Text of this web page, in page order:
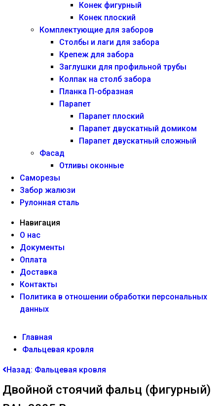
Конек фигурный
Конек плоский
Комплектующие для заборов
Столбы и лаги для забора
Крепеж для забора
Заглушки для профильной трубы
Колпак на столб забора
Планка П-образная
Парапет
Парапет плоский
Парапет двускатный домиком
Парапет двускатный сложный
Фасад
Отливы оконные
Саморезы
Забор жалюзи
Рулонная сталь
Навигация
О нас
Документы
Оплата
Доставка
Контакты
Политика в отношении обработки персональных
данных
Главная
Фальцевая кровля
Назад: Фальцевая кровля
Двойной стоячий фальц (фигурный)